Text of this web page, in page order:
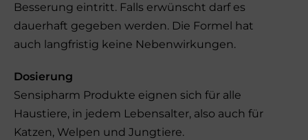
Besserung eintritt. Falls erwünscht darf es
dauerhaft gegeben werden. Die Formel hat
auch langfristig keine Nebenwirkungen.
Dosierung
Sensipharm Produkte eignen sich für alle
Haustiere, in jedem Lebensalter, also auch für
Katzen, Welpen und Jungtiere.